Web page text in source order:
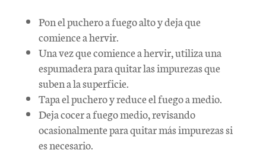
Pon el puchero a fuego alto y deja que
comience a hervir.
Una vez que comience a hervir, utiliza una
espumadera para quitar las impurezas que
suben a la superficie.
Tapa el puchero y reduce el fuego a medio.
Deja cocer a fuego medio, revisando
ocasionalmente para quitar más impurezas si
es necesario.